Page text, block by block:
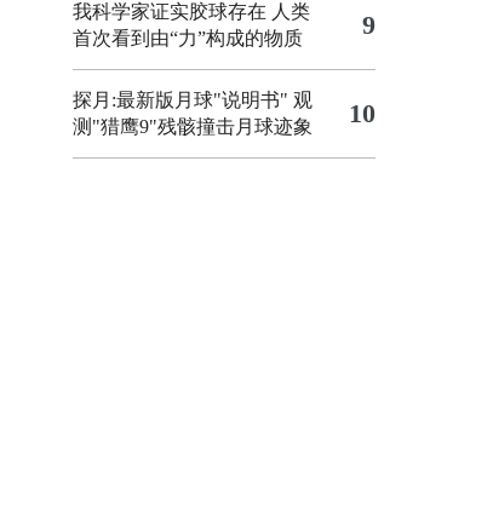
我科学家证实胶球存在 人类
首次看到由“力”构成的物质
9
探月:最新版月球"说明书" 观
测"猎鹰9"残骸撞击月球迹象
10